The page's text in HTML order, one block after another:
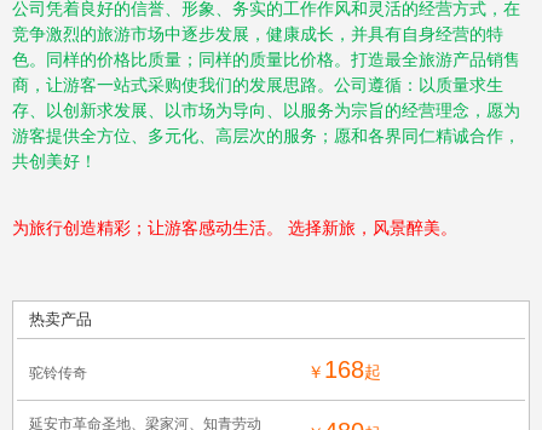
公司凭着良好的信誉、形象、务实的工作作风和灵活的经营方式，在
竞争激烈的旅游市场中逐步发展，健康成长，并具有自身经营的特
色。同样的价格比质量；同样的质量比价格。打造最全旅游产品销售
商，让游客一站式采购使我们的发展思路。公司遵循：以质量求生
存、以创新求发展、以市场为导向、以服务为宗旨的经营理念，愿为
游客提供全方位、多元化、高层次的服务；愿和各界同仁精诚合作，
共创美好！
为旅行创造精彩；让游客感动生活。 选择新旅，风景醉美。
热卖产品
驼铃传奇 ￥ 168起
延安市革命圣地、梁家河、知青劳动